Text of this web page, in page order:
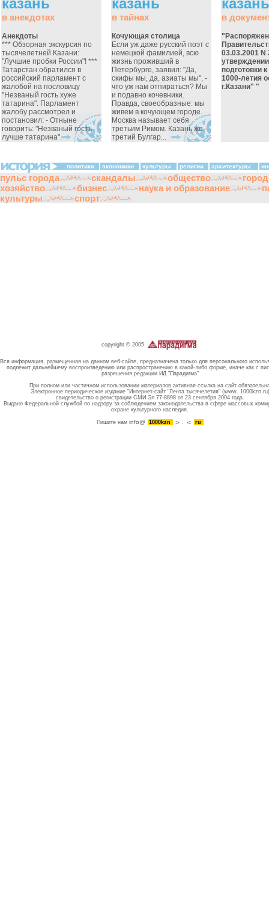
казань
в анекдотах
Анекдоты
*** Обзорная экскурсия по
тысячелетней Казани:
"Лучшие пробки России"! ***
Татарстан обратился в
российский парламент с
жалобой на пословицу
"Незваный гость хуже
татарина". Парламент
жалобу рассмотрел и
постановил: - Отныне
говорить: "Незваный гость
лучше татарина".
казань
в тайнах
Кочующая столица
Если уж даже русский поэт с
немецкой фамилией, всю
жизнь проживший в
Петербурге, заявил: "Да,
скифы мы, да, азиаты мы", -
что уж нам отпираться? Мы
и подавно кочевники.
Правда, своеобразные: мы
живем в кочующем городе.
Москва называет себя
третьим Римом. Казань же -
третий Булгар...
казань
в
03.03.2001
подготовки
1000-летия
г.Казани" "
политики экономики культуры религии архитектуры
пульс города скандалы общество
хозяйство
бизнес наука и образование
культуры
спорт
copyright © 2005
Вся информация, размещенная на данном веб-сайте, предназначена только для персонального
подлежит дальнейшему воспроизведению или распространению в какой-либо форме, иначе как с
разрешения редакции ИД "Парадигма"
При полном или частичном использовании материалов активная ссылка на сайт
Электронное периодическое издание "Интернет-сайт "Лента тысячелетия" (www. 1000kzn.ru)
свидетельство о регистрации СМИ Эл 77-8898 от 23 сентября 2004 года.
Выдано Федеральной службой по надзору за соблюдением законодательства в сфере массовых
охране культурного наследия.
Пишите намinfo@ 1000kzn . ru